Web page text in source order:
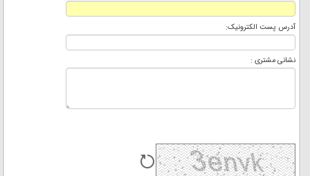
آدرس پست الکترونیک:
نشانی مشتری :